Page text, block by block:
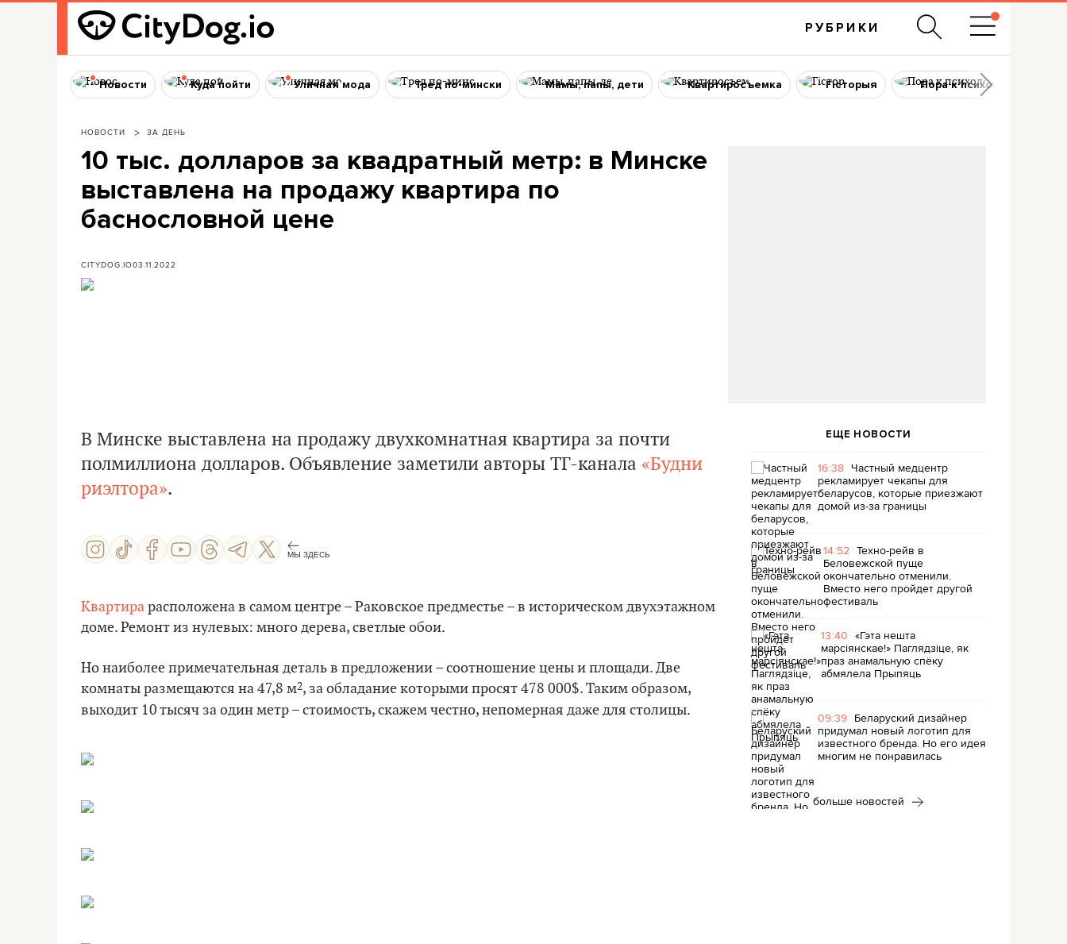
РУБРИКИ
Новости Куда пойти Уличная мода Тред по-мински Мамы, папы, дети Квартиросъемка Гісторыя Пора к психологу
НОВОСТИ ЗА ДЕНЬ
10 тыс. долларов за квадратный метр: в Минске
выставлена на продажу квартира по
баснословной цене
CITYDOG.IO03.11.2022
В Минске выставлена на продажу двухкомнатная квартира за почти
полмиллиона долларов. Объявление заметили авторы ТГ-канала «Будни
риэлтора».
МЫ ЗДЕСЬ
Квартирарасположена в самом центре – Раковское предместье – в историческом двухэтажном
доме. Ремонт из нулевых: много дерева, светлые обои.
Но наиболее примечательная деталь в предложении – соотношение цены и площади. Две
комнаты размещаются на 47,8 м2, за обладание которыми просят 478 000$. Таким образом,
выходит 10 тысяч за один метр – стоимость, скажем честно, непомерная даже для столицы.
ЕЩЕ НОВОСТИ
16:38 Частный медцентр
рекламирует чекапы для
беларусов, которые приезжают
домой из-за границы
14:52 Техно-рейв в
Беловежской пуще
окончательно отменили.
Вместо него пройдет другой
фестиваль
13:40 «Гэта нешта
марсіянскае!» Паглядзіце, як
праз анамальную спёку
абмялела Прыпяць
09:39 Беларуский дизайнер
придумал новый логотип для
известного бренда. Но его идея
многим не понравилась
больше новостей